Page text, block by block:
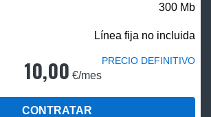
300 Mb
Línea fija no incluida
10,00 €/mes
PRECIO DEFINITIVO
CONTRATAR